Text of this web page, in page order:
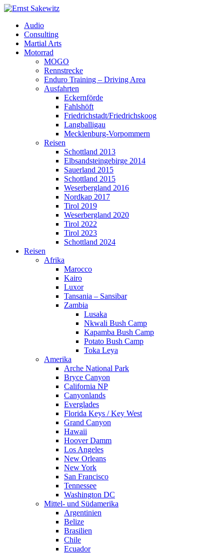
Audio
Consulting
Martial Arts
Motorrad
MOGO
Rennstrecke
Enduro Training – Driving Area
Ausfahrten
Eckernförde
Fahlshöft
Friedrichstadt/Friedrichskoog
Langballigau
Mecklenburg-Vorpommern
Reisen
Schottland 2013
Elbsandsteingebirge 2014
Sauerland 2015
Schottland 2015
Weserbergland 2016
Nordkap 2017
Tirol 2019
Weserbergland 2020
Tirol 2022
Tirol 2023
Schottland 2024
Reisen
Afrika
Marocco
Kairo
Luxor
Tansania – Sansibar
Zambia
Lusaka
Nkwali Bush Camp
Kapamba Bush Camp
Potato Bush Camp
Toka Leya
Amerika
Arche National Park
Bryce Canyon
California NP
Canyonlands
Everglades
Florida Keys / Key West
Grand Canyon
Hawaii
Hoover Damm
Los Angeles
New Orleans
New York
San Francisco
Tennessee
Washington DC
Mittel- und Südamerika
Argentinien
Belize
Brasilien
Chile
Ecuador